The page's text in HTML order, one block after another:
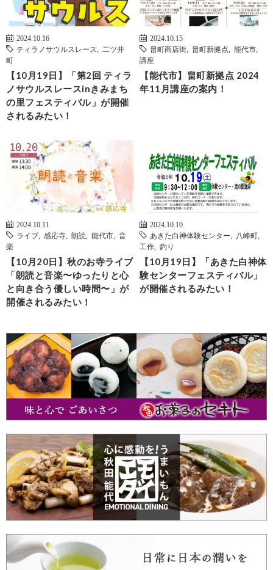
2024.10.16
ティラノサウルスレース
二ツ井
町
【10月19日】「第2回 ティラ
ノサウルスレースinきみまち
の里フェスティバル」が開催
されるみたい！
2024.10.15
畠町商店街
畠町新拠点 能代市
講座
【能代市】畠町新拠点 2024
年11月講座の案内！
2024.10.11
ライブ
感応寺 朗読 能代市
音
楽
【10月20日】秋のお寺ライブ
「朗読と音楽〜ゆったりと心
と向き合う優しい時間〜」が
開催されるみたい！
2024.10.10
あきた白神体験センター
八峰町
工作
釣り
【10月19日】「あきた白神体
験センターフェスティバル」
が開催されるみたい！